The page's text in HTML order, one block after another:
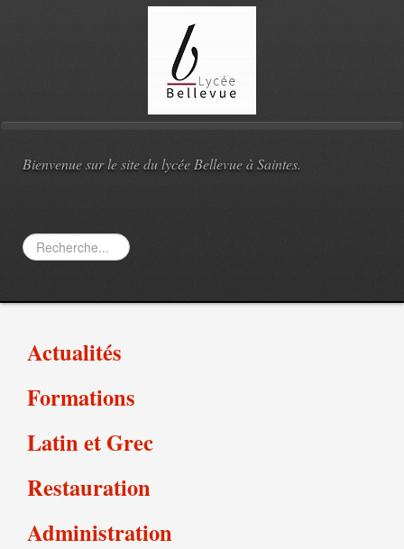
Bienvenue sur le site du lycée Bellevue à Saintes.
Rechercher
Actualités
Formations
Latin et Grec
Restauration
Administration